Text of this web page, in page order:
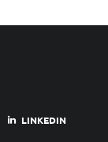
LINKEDIN